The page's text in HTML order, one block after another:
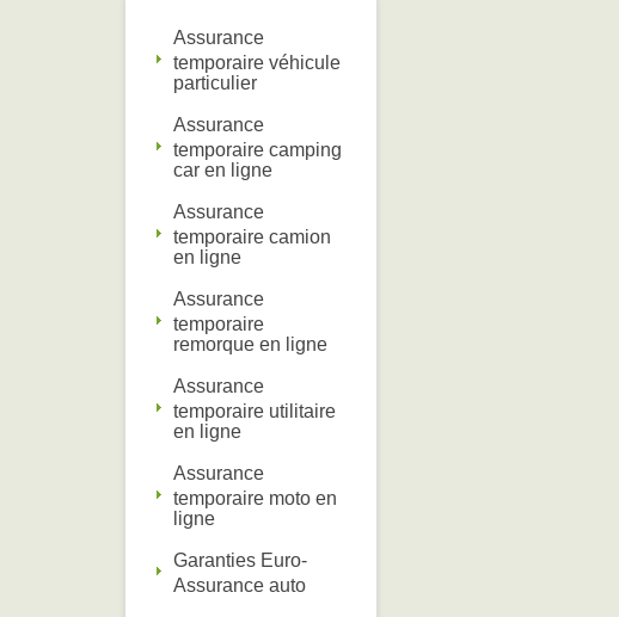
Assurance
temporaire véhicule
particulier
Assurance
temporaire camping
car en ligne
Assurance
temporaire camion
en ligne
Assurance
temporaire
remorque en ligne
Assurance
temporaire utilitaire
en ligne
Assurance
temporaire moto en
ligne
Garanties Euro-
Assurance auto